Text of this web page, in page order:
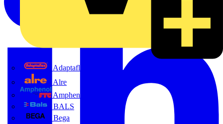
Adaptaflex
Alre
Amphenol FTG
BALS
Bega